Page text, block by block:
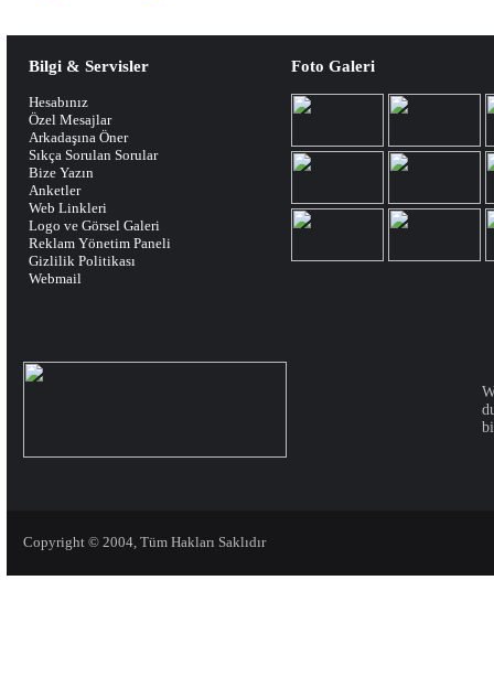
Bilgi & Servisler
Hesabınız
Özel Mesajlar
Arkadaşına Öner
Sıkça Sorulan Sorular
Bize Yazın
Anketler
Web Linkleri
Logo ve Görsel Galeri
Reklam Yönetim Paneli
Gizlilik Politikası
Webmail
Foto Galeri
Copyright © 2004, Tüm Hakları Saklıdır